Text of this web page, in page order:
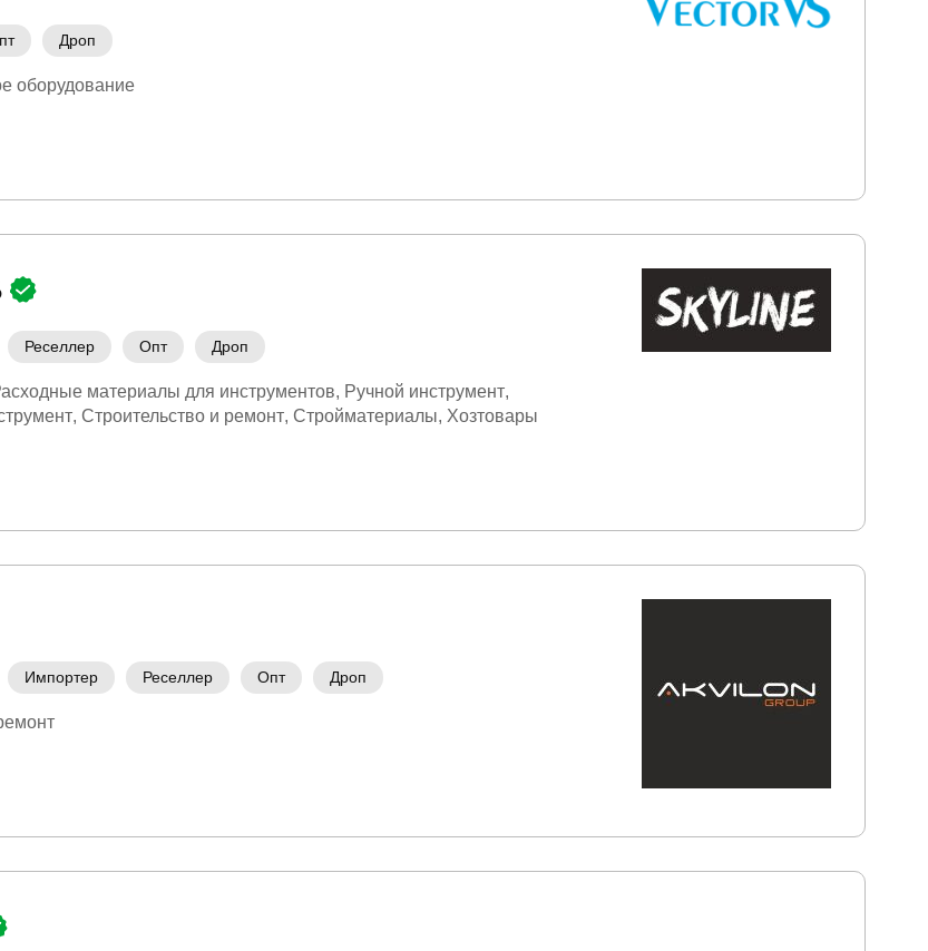
Дроп
оборудование
Реселлер Опт Дроп
материалы для инструментов
Ручной инструмент
Строительство и ремонт Стройматериалы Хозтовары
Импортер Реселлер Опт Дроп